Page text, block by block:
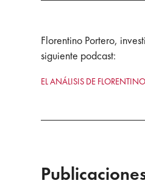
Florentino Portero,
siguiente podcast:
EL ANÁLISIS DE